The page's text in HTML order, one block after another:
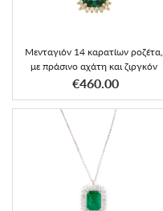
Μενταγιόν 14 καρατίων ροζέτα,
με πράσινο αχάτη και ζιργκόν
€460.00